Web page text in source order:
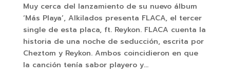
Muy cerca del lanzamiento de su nuevo álbum
‘Más Playa’, Alkilados presenta FLACA, el tercer
single de esta placa, ft. Reykon. FLACA cuenta la
historia de una noche de seducción, escrita por
Cheztom y Reykon. Ambos coincidieron en que
la canción tenía sabor playero y...